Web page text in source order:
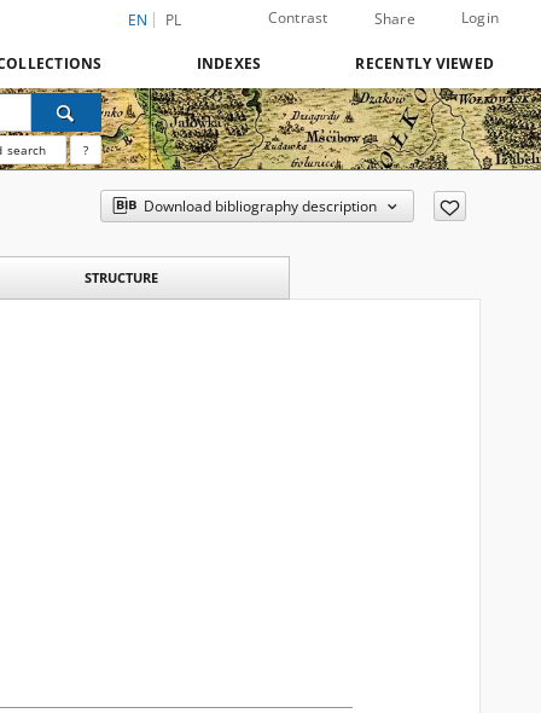
EN PL Contrast Share Login
INDEXES RECENTLY VIEWED
search ?
Download bibliography description
STRUCTURE